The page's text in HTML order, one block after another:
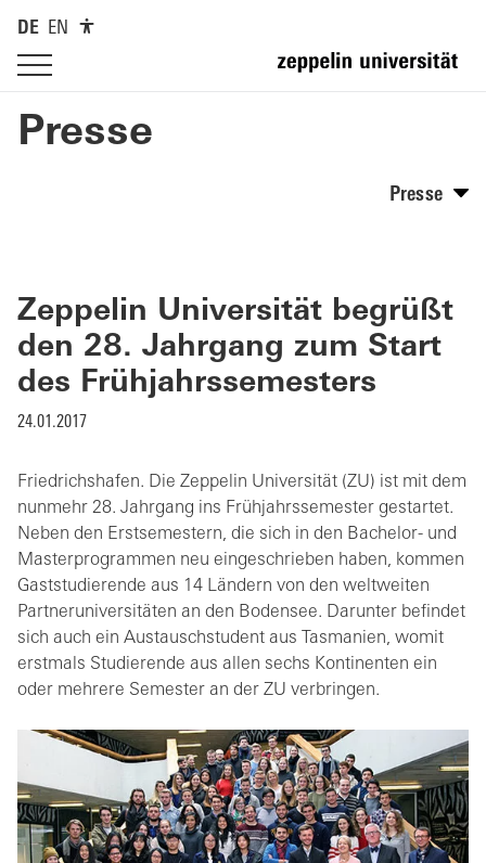
DE EN
Presse
Presse
Zeppelin Universität begrüßt
den 28. Jahrgang zum Start
des Frühjahrssemesters
24.01.2017
Friedrichshafen. Die Zeppelin Universität (ZU) ist mit dem
nunmehr 28. Jahrgang ins Frühjahrssemester gestartet.
Neben den Erstsemestern, die sich in den Bachelor- und
Masterprogrammen neu eingeschrieben haben, kommen
Gaststudierende aus 14 Ländern von den weltweiten
Partneruniversitäten an den Bodensee. Darunter befindet
sich auch ein Austauschstudent aus Tasmanien, womit
erstmals Studierende aus allen sechs Kontinenten ein
oder mehrere Semester an der ZU verbringen.